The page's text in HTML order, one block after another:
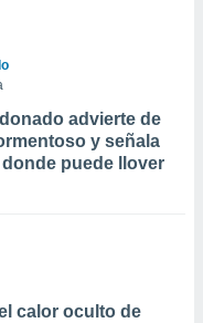
advierte de
y señala
puede llover
calor oculto de